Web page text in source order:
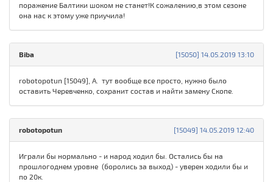
поражение Балтики шоком не станет!К сожалению,в этом сезоне
она нас к этому уже приучила!
[15050] 14.05.2019 13:10
Biba
robotopotun [15049], А. тут вообще все просто, нужно было
оставить Черевченко, сохранит состав и найти замену Скопе.
[15049] 14.05.2019 12:40
robotopotun
Играли бы нормально - и народ ходил бы. Остались бы на
прошлогоднем уровне (боролись за выход) - уверен ходили бы и
по 20к.